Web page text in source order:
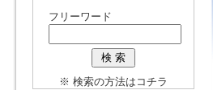
フリーワード
※ 検索の方法はコチラ